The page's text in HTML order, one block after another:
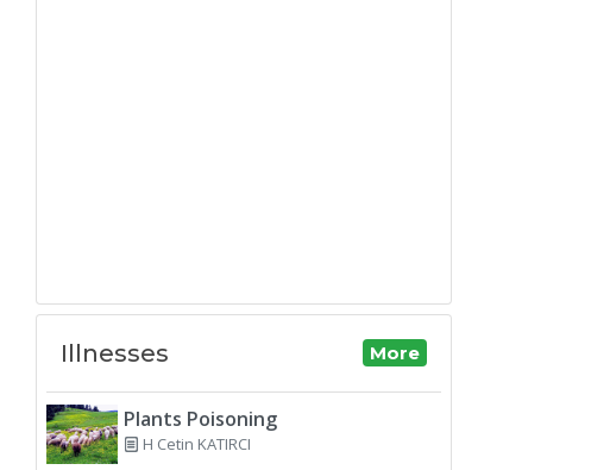
Illnesses More
Plants Poisoning
H Cetin KATIRCI